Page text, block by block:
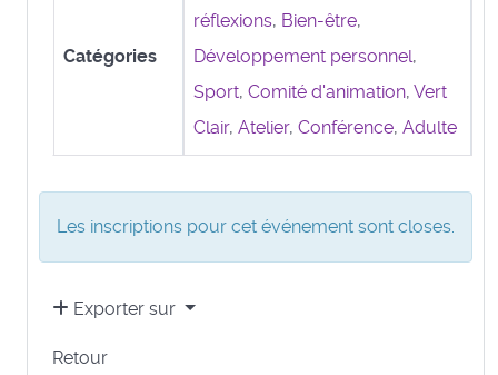
Catégories
réflexions, Bien-être,
Développement personnel,
Sport, Comité d'animation, Vert
Clair, Atelier, Conférence, Adulte
Les inscriptions pour cet événement sont closes.
Exporter sur
Retour